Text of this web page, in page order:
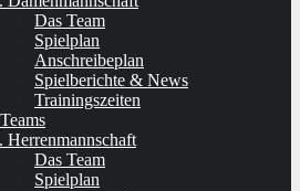
Das Team
Spielplan
Anschreibeplan
Spielberichte & News
Trainingszeiten
Herrenmannschaft
Das Team
Spielplan